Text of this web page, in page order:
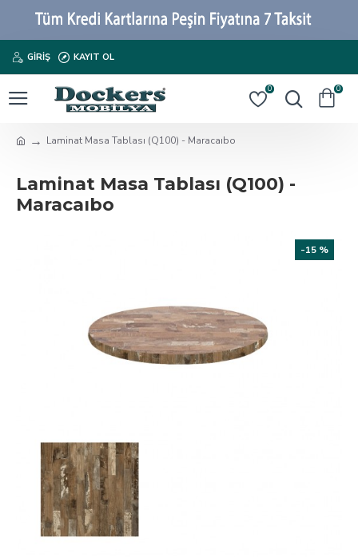
GIRIŞ KAYIT OL
0 0
Laminat Masa Tablası (Q100) - Maracaıbo
Laminat Masa Tablası (Q100) -
Maracaıbo
-15 %